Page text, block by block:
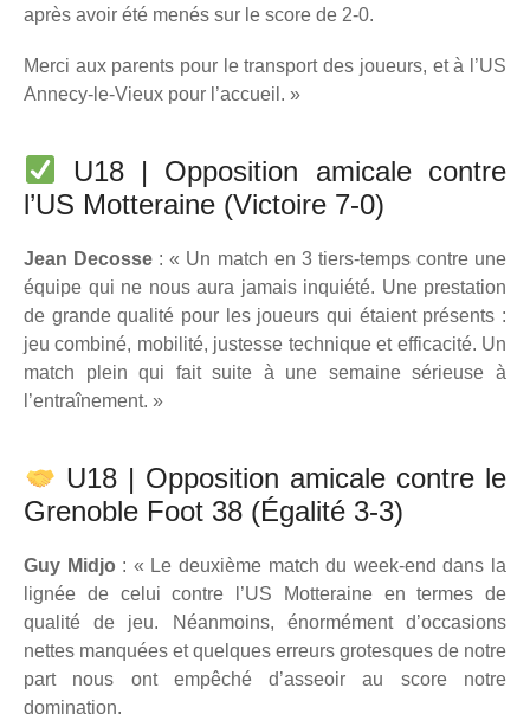
après avoir été menés sur le score de 2-0.
Merci aux parents pour le transport des joueurs, et à l’US
Annecy-le-Vieux pour l’accueil. »
U18 | Opposition amicale contre
l’US Motteraine (Victoire 7-0)
Jean Decosse : « Un match en 3 tiers-temps contre une
équipe qui ne nous aura jamais inquiété. Une prestation
de grande qualité pour les joueurs qui étaient présents :
jeu combiné, mobilité, justesse technique et efficacité. Un
match plein qui fait suite à une semaine sérieuse à
l’entraînement. »
U18 | Opposition amicale contre le
Grenoble Foot 38 (Égalité 3-3)
Guy Midjo : « Le deuxième match du week-end dans la
lignée de celui contre l’US Motteraine en termes de
qualité de jeu. Néanmoins, énormément d’occasions
nettes manquées et quelques erreurs grotesques de notre
part nous ont empêché d’asseoir au score notre
domination.